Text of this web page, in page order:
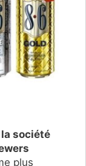
société
plus